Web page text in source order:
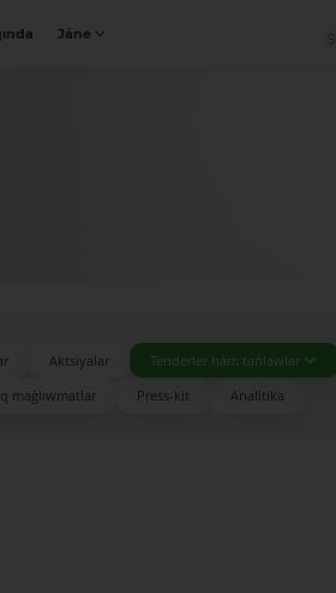
Jáne
Aktsiyalar Tenderler hám tańlawlar
maǵlıwmatlar Press-kit Analitika